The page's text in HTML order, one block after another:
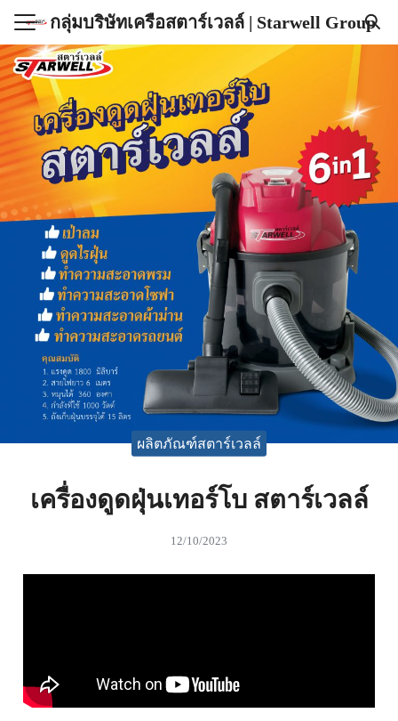
กลุ่มบริษัทเครือสตาร์เวลล์ | Starwell Group
ก
ฑ์สตาร์เวลล์
ผลิตภัณฑ์สตาร์เวลล์
เครื่องดูดฝุ่นเทอร์โบ สตาร์เวลล์
12/10/2023